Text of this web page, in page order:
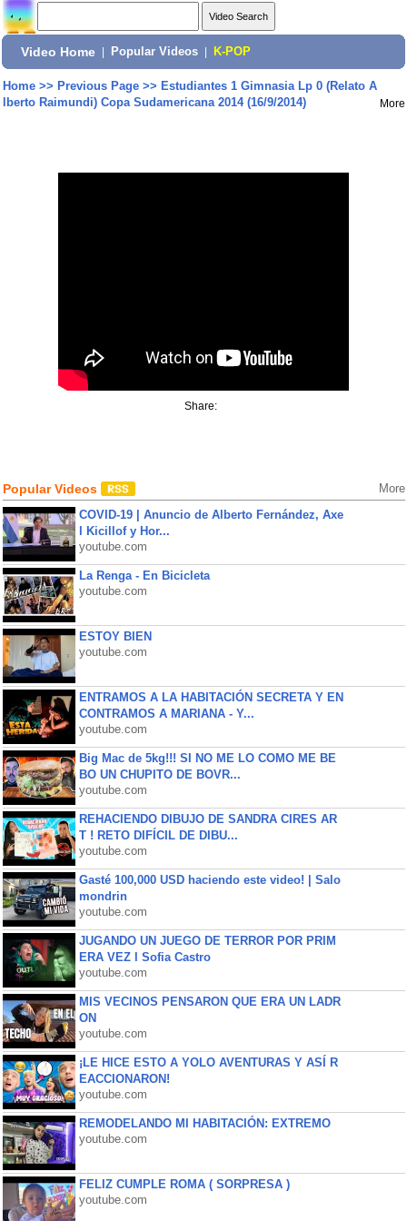
Video Home Popular Videos K-POP
Home>> Previous Page>> Estudiantes 1 Gimnasia Lp 0 (Relato A
lberto Raimundi) Copa Sudamericana 2014 (16/9/2014)
More
Share:
Popular Videos More
COVID-19 | Anuncio de Alberto Fernández, Axe
l Kicillof y Hor...
youtube.com
La Renga - En Bicicleta
youtube.com
ESTOY BIEN
youtube.com
ENTRAMOS A LA HABITACIÓN SECRETA Y EN
CONTRAMOS A MARIANA - Y...
youtube.com
Big Mac de 5kg!!! SI NO ME LO COMO ME BE
BO UN CHUPITO DE BOVR...
youtube.com
REHACIENDO DIBUJO DE SANDRA CIRES AR
T ! RETO DIFÍCIL DE DIBU...
youtube.com
Gasté 100,000 USD haciendo este video! | Salo
mondrin
youtube.com
JUGANDO UN JUEGO DE TERROR POR PRIM
ERA VEZ l Sofia Castro
youtube.com
MIS VECINOS PENSARON QUE ERA UN LADR
ON
youtube.com
¡LE HICE ESTO A YOLO AVENTURAS Y ASÍ R
EACCIONARON!
youtube.com
REMODELANDO MI HABITACIÓN: EXTREMO
youtube.com
FELIZ CUMPLE ROMA ( SORPRESA )
youtube.com